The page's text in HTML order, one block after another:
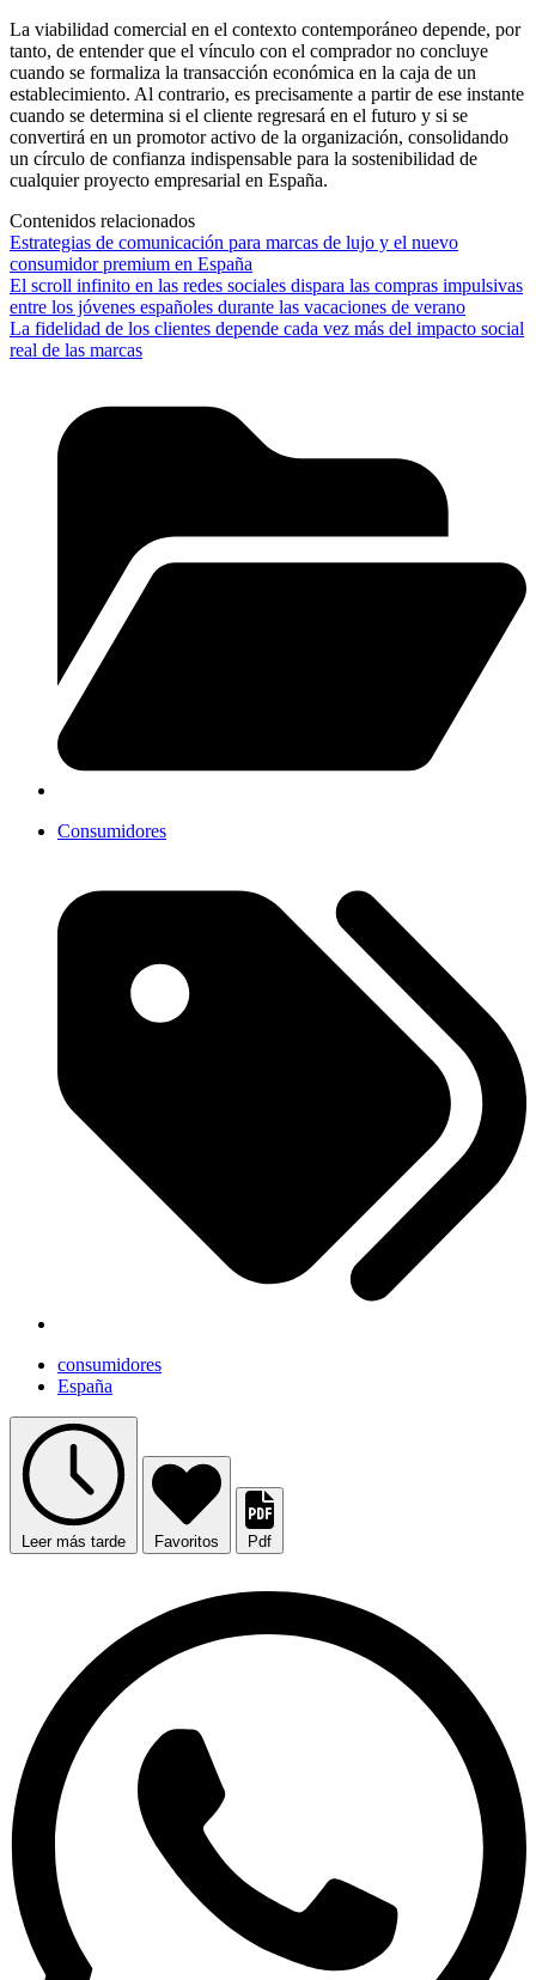
La viabilidad comercial en el contexto contemporáneo depende, por
tanto, de entender que el vínculo con el comprador no concluye
cuando se formaliza la transacción económica en la caja de un
establecimiento. Al contrario, es precisamente a partir de ese instante
cuando se determina si el cliente regresará en el futuro y si se
convertirá en un promotor activo de la organización, consolidando
un círculo de confianza indispensable para la sostenibilidad de
cualquier proyecto empresarial en España.
Contenidos relacionados
Estrategias de comunicación para marcas de lujo y el nuevo
consumidor premium en España
El scroll infinito en las redes sociales dispara las compras impulsivas
entre los jóvenes españoles durante las vacaciones de verano
La fidelidad de los clientes depende cada vez más del impacto social
real de las marcas
Consumidores
consumidores
España
Leer más tarde Favoritos Pdf